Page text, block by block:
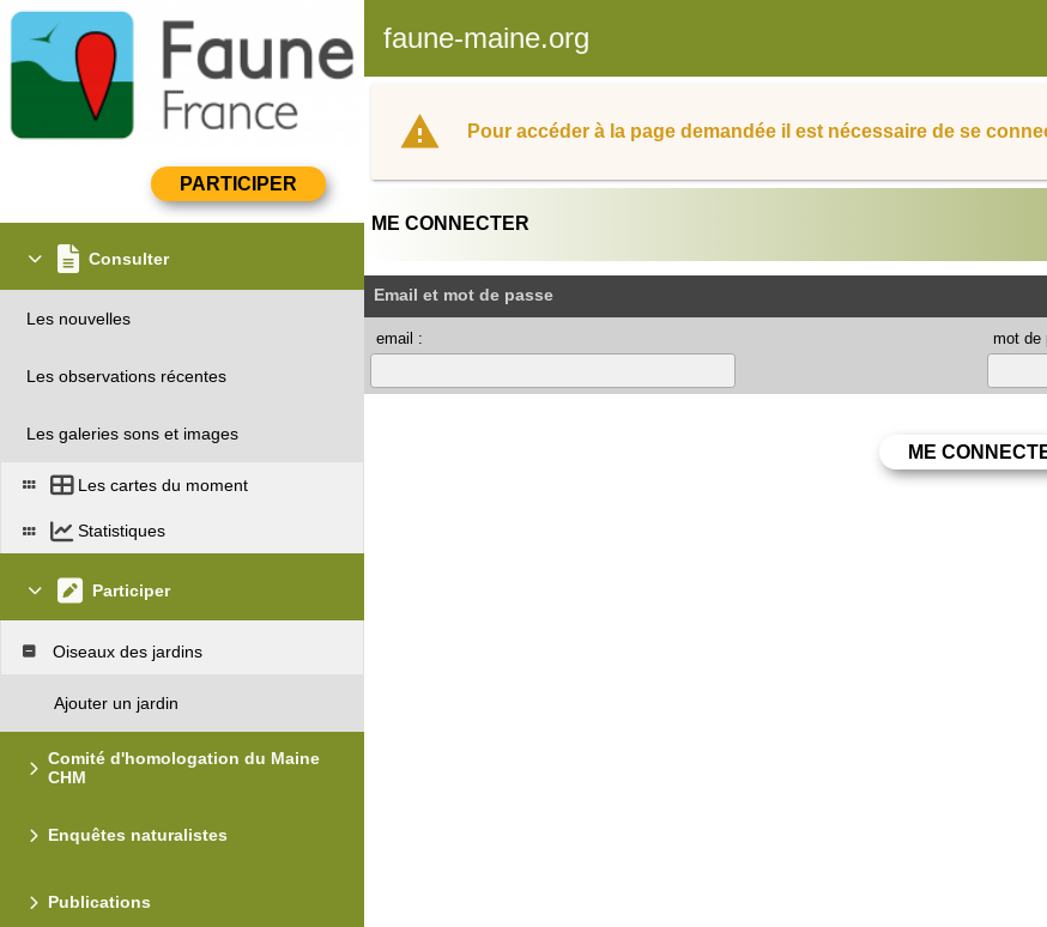
faune-maine.org
Consulter
Les nouvelles
Les observations récentes
Les galeries sons et images
Les cartes du moment
Statistiques
Participer
Oiseaux des jardins
Ajouter un jardin
Comité d'homologation du Maine
CHM
Enquêtes naturalistes
Publications
Pour accéder à la page demandée il est nécessaire de se
ME CONNECTER
Email et mot de passe
email : mot de